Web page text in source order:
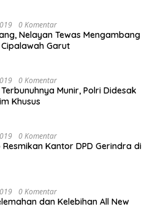
0 Komentar
Nelayan Tewas Mengambang
Garut
0 Komentar
Terbunuhnya Munir, Polri Didesak
Khusus
0 Komentar
Kantor DPD Gerindra di
0 Komentar
dan Kelebihan All New